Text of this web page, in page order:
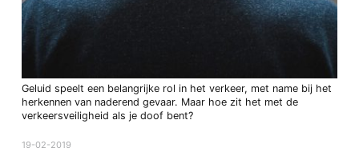
Geluid speelt een belangrijke rol in het verkeer, met name bij het
herkennen van naderend gevaar. Maar hoe zit het met de
verkeersveiligheid als je doof bent?
19-02-2019